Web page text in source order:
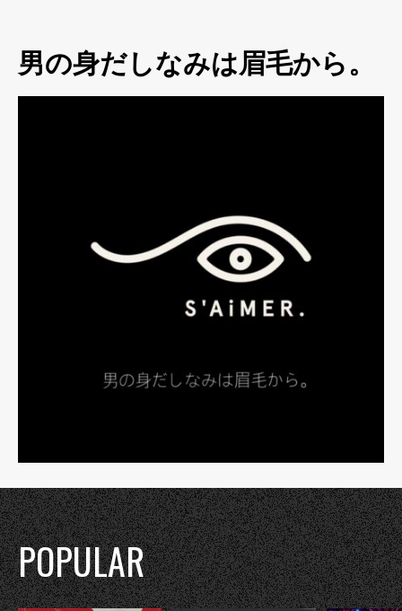
男の身だしなみは眉毛から。
POPULAR